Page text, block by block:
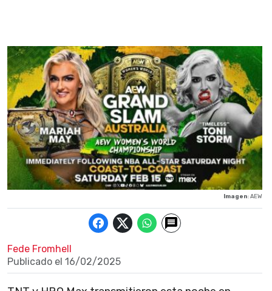
Imagen: AEW
Fede Fromhell
Publicado el 16/02/2025